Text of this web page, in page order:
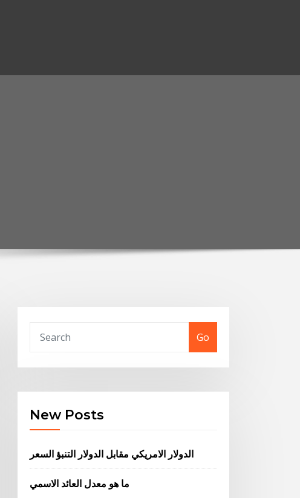
Go
New Posts
الدولار الامريكي مقابل الدولار التنبؤ السعر
ما هو معدل العائد الاسمي